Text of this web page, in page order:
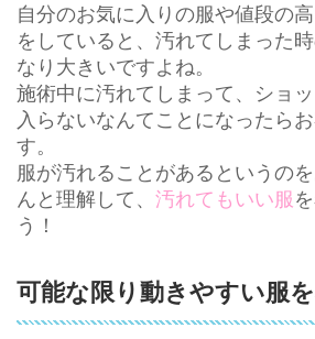
自分のお気に入りの服や値段の
をしていると、汚れてしまった
なり大きいですよね。
施術中に汚れてしまって、ショ
入らないなんてことになったら
す。
服が汚れることがあるというの
んと理解して、 汚れてもいい服
う！
可能な限り動きやすい服